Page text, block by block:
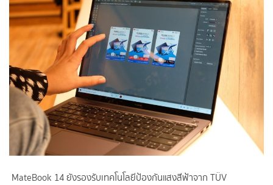
MateBook 14 ยังรองรับเทคโนโลยีป้องกันแสงสีฟ้าจาก TÜV